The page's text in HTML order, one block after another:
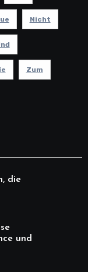
Nicht
Zum
die
und